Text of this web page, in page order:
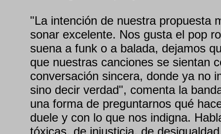
"La intención de nuestra propuesta
sonar excelente. Nos gusta el pop
suena a funk o a balada, dejamos
que nuestras canciones se sientan
conversación sincera, donde ya no
sino decir verdad", comenta la
una forma de preguntarnos qué
duele y con lo que nos indigna.
tóxicas, de injusticia, de